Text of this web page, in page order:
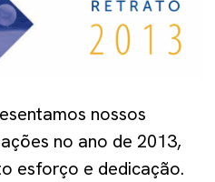
nossos
no ano de 2013,
esforço e dedicação.